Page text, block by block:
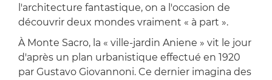
l'architecture fantastique, on a l'occasion de
découvrir deux mondes vraiment « à part ».
À Monte Sacro, la « ville-jardin Aniene » vit le jour
d'après un plan urbanistique effectué en 1920
par Gustavo Giovannoni. Ce dernier imagina des